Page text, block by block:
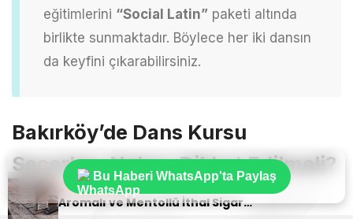
eğitimlerini “Social Latin” paketi altında
birlikte sunmaktadır. Böylece her iki dansın
da keyfini çıkarabilirsiniz.
Bakırköy’de Dans Kursu
Seçerken Nelere Dikkat Edilmeli?
Bakırköy’de bir dans okuluna kaydolmadan önce şu
Sıradaki Haber
Aromalı ve Mentollü İthal Sigara Tercihlerinde Oris Markası
Bu Haberi WhatsApp'ta Paylaş